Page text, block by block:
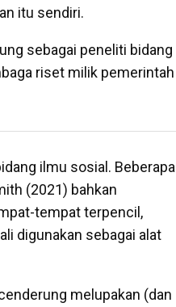
itu sendiri.
sebagai peneliti bidang
riset milik pemerintah
ilmu sosial. Beberapa
(2021) bahkan
tempat terpencil,
digunakan sebagai alat
melupakan (dan